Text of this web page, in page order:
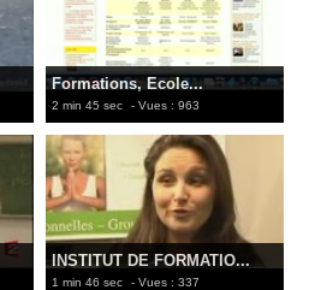
Formations, Ecole...
2 min 45 sec - Vues : 963
INSTITUT DE FORMATIO...
1 min 46 sec - Vues : 337